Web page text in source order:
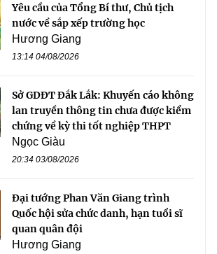
Yêu cầu của Tổng Bí thư, Chủ tịch
nước về sắp xếp trường học
Hương Giang
13:14 04/08/2026
Sở GDĐT Đắk Lắk: Khuyến cáo không
lan truyền thông tin chưa được kiểm
chứng về kỳ thi tốt nghiệp THPT
Ngọc Giàu
20:34 03/08/2026
Đại tướng Phan Văn Giang trình
Quốc hội sửa chức danh, hạn tuổi sĩ
quan quân đội
Hương Giang